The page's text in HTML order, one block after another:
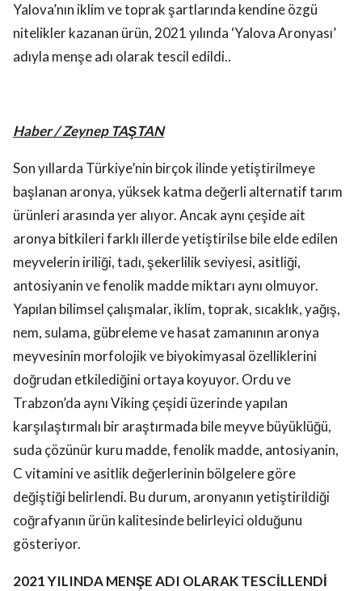
Yalova’nın iklim ve toprak şartlarında kendine özgü
nitelikler kazanan ürün, 2021 yılında ‘Yalova Aronyası’
adıyla menşe adı olarak tescil edildi..
Haber / Zeynep TAŞTAN
Son yıllarda Türkiye’nin birçok ilinde yetiştirilmeye
başlanan aronya, yüksek katma değerli alternatif tarım
ürünleri arasında yer alıyor. Ancak aynı çeşide ait
aronya bitkileri farklı illerde yetiştirilse bile elde edilen
meyvelerin iriliği, tadı, şekerlilik seviyesi, asitliği,
antosiyanin ve fenolik madde miktarı aynı olmuyor.
Yapılan bilimsel çalışmalar, iklim, toprak, sıcaklık, yağış,
nem, sulama, gübreleme ve hasat zamanının aronya
meyvesinin morfolojik ve biyokimyasal özelliklerini
doğrudan etkilediğini ortaya koyuyor. Ordu ve
Trabzon’da aynı Viking çeşidi üzerinde yapılan
karşılaştırmalı bir araştırmada bile meyve büyüklüğü,
suda çözünür kuru madde, fenolik madde, antosiyanin,
C vitamini ve asitlik değerlerinin bölgelere göre
değiştiği belirlendi. Bu durum, aronyanın yetiştirildiği
coğrafyanın ürün kalitesinde belirleyici olduğunu
gösteriyor.
2021 YILINDA MENŞE ADI OLARAK TESCİLLENDİ